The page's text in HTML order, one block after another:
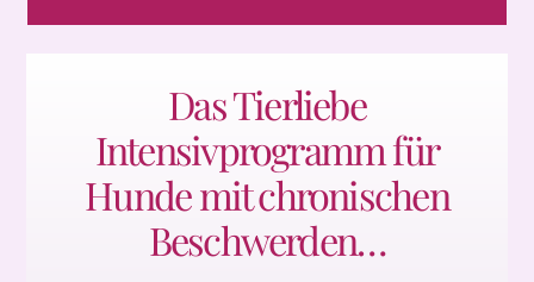
Das Tierliebe
Intensivprogramm für
Hunde mit chronischen
Beschwerden…